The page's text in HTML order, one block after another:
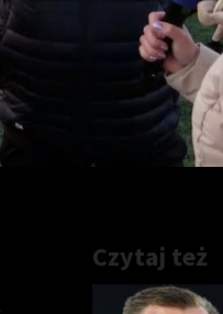
Czytaj też